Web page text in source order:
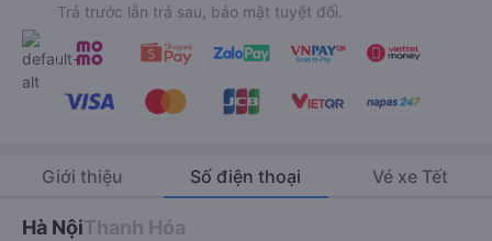
Trả trước lẫn trả sau, bảo mật tuyệt đối.
Giới thiệu Số điện thoại Vé xe Tết
Hà NộiThanh Hóa